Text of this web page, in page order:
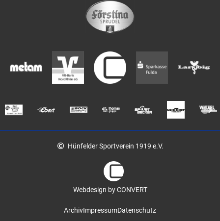
Hünfelder Sportverein 1919 e.V.
Webdesign by CONVERT
ArchivImpressumDatenschutz